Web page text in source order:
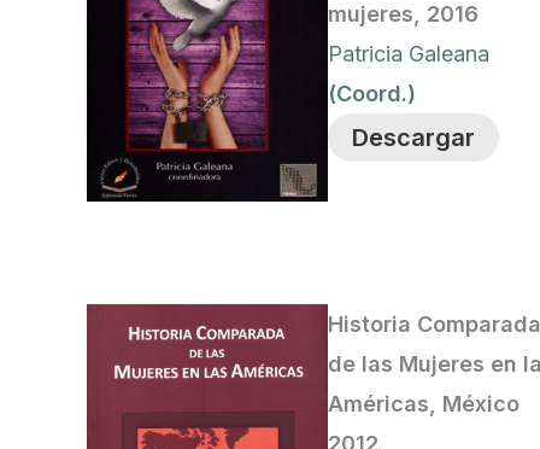
mujeres, 2016
Patricia Galeana
(Coord.)
Descargar
Historia Comparada
de las Mujeres en
Américas, México
2012